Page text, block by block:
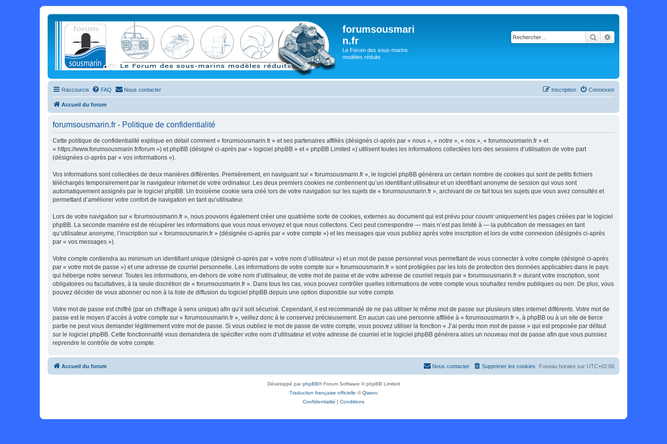
forumsousmari
n.fr
Le Forum des sous-marins
modèles réduits
Rechercher
Raccourcis FAQ Nous contacter Connexion
Inscription
Accueil du forum
forumsousmarin.fr - Politique de confidentialité
Cette politique de confidentialité explique en détail comment « forumsousmarin.fr » et ses partenaires affiliés (désignés ci-après par « nous », « notre », « nos », « forumsousmarin.fr » et
« https://www.forumsousmarin.fr/forum ») et phpBB (désigné ci-après par « logiciel phpBB » et « phpBB Limited ») utilisent toutes les informations collectées lors des sessions d’utilisation de votre part
(désignées ci-après par « vos informations »).
Vos informations sont collectées de deux manières différentes. Premièrement, en naviguant sur « forumsousmarin.fr », le logiciel phpBB génèrera un certain nombre de cookies qui sont de petits fichiers
téléchargés temporairement par le navigateur internet de votre ordinateur. Les deux premiers cookies ne contiennent qu’un identifiant utilisateur et un identifiant anonyme de session qui vous sont
automatiquement assignés par le logiciel phpBB. Un troisième cookie sera créé lors de votre navigation sur les sujets de « forumsousmarin.fr », archivant de ce fait tous les sujets que vous avez consultés et
permettant d’améliorer votre confort de navigation en tant qu’utilisateur.
Lors de votre navigation sur « forumsousmarin.fr », nous pouvons également créer une quatrième sorte de cookies, externes au document qui est prévu pour couvrir uniquement les pages créées par le logiciel
phpBB. La seconde manière est de récupérer les informations que vous nous envoyez et que nous collectons. Ceci peut correspondre — mais n’est pas limité à — la publication de messages en tant
qu’utilisateur anonyme, l’inscription sur « forumsousmarin.fr » (désignée ci-après par « votre compte ») et les messages que vous publiez après votre inscription et lors de votre connexion (désignés ci-après
par « vos messages »).
Votre compte contiendra au minimum un identifiant unique (désigné ci-après par « votre nom d’utilisateur ») et un mot de passe personnel vous permettant de vous connecter à votre compte (désigné ci-après
par « votre mot de passe ») et une adresse de courriel personnelle. Les informations de votre compte sur « forumsousmarin.fr » sont protégées par les lois de protection des données applicables dans le pays
qui héberge notre serveur. Toutes les informations, en-dehors de votre nom d’utilisateur, de votre mot de passe et de votre adresse de courriel requis par « forumsousmarin.fr » durant votre inscription, sont
obligatoires ou facultatives, à la seule discrétion de « forumsousmarin.fr ». Dans tous les cas, vous pouvez contrôler quelles informations de votre compte vous souhaitez rendre publiques ou non. De plus, vous
pouvez décider de vous abonner ou non à la liste de diffusion du logiciel phpBB depuis une option disponible sur votre compte.
Votre mot de passe est chiffré (par un chiffrage à sens unique) afin qu’il soit sécurisé. Cependant, il est recommandé de ne pas utiliser le même mot de passe sur plusieurs sites internet différents. Votre mot de
passe est le moyen d’accès à votre compte sur « forumsousmarin.fr », veillez donc à le conservez précieusement. En aucun cas une personne affiliée à « forumsousmarin.fr », à phpBB ou à un site de tierce
partie ne peut vous demander légitimement votre mot de passe. Si vous oubliez le mot de passe de votre compte, vous pouvez utiliser la fonction « J’ai perdu mon mot de passe » qui est proposée par défaut
sur le logiciel phpBB. Cette fonctionnalité vous demandera de spécifier votre nom d’utilisateur et votre adresse de courriel et le logiciel phpBB générera alors un nouveau mot de passe afin que vous puissiez
reprendre le contrôle de votre compte.
Accueil du forum Fuseau horaire sur UTC+02:00
Supprimer les cookies
Nous contacter
Développé parphpBB® Forum Software © phpBB Limited
Traduction française officielle ©Qiaeru
Confidentialité | Conditions